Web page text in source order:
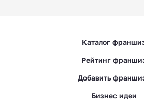
Каталог
Рейтинг
Добавить
Бизнес идеи